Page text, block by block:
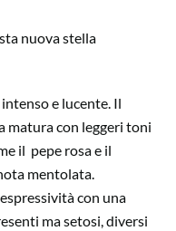
nuova stella
e lucente. Il
matura con leggeri toni
il pepe rosa e il
mentolata.
con una
ma setosi, diversi